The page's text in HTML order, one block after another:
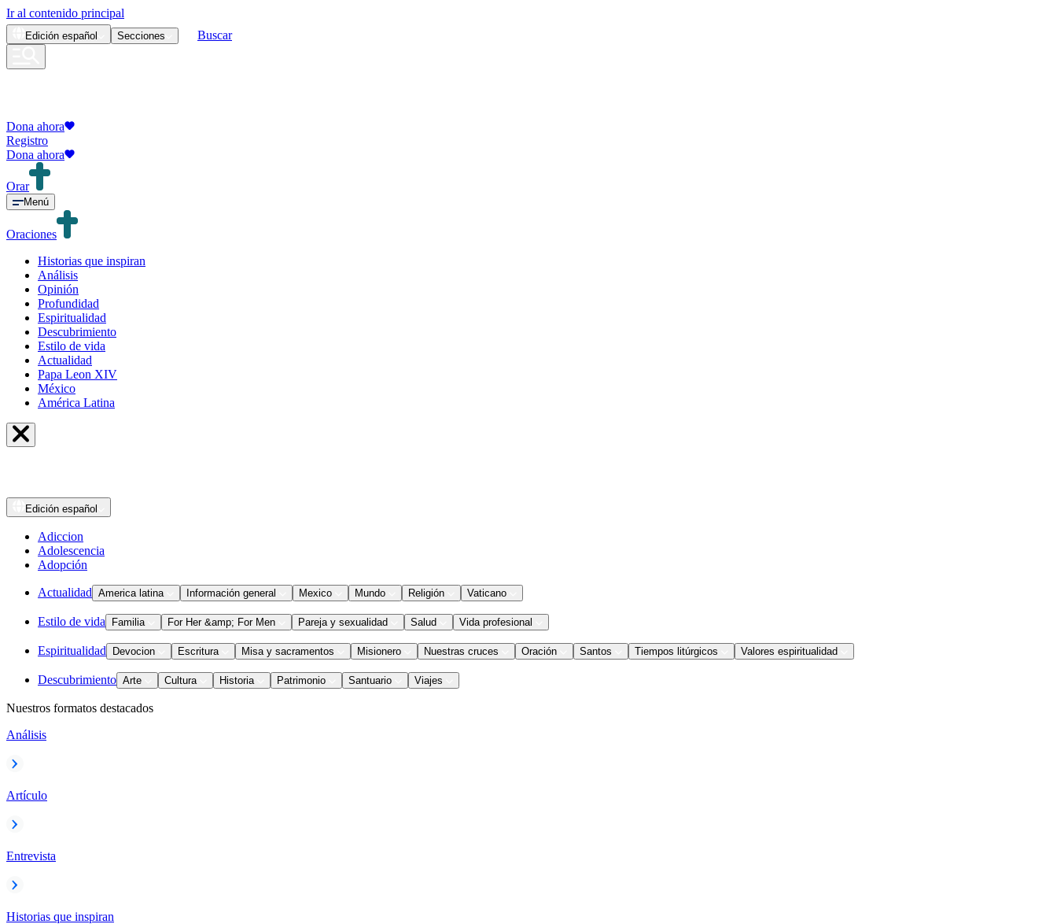
Ir al contenido principal
Edición español Secciones Buscar
Dona ahora
Registro
Dona ahora
Orar
Menú
Oraciones
Historias que inspiran
Análisis
Opinión
Profundidad
Espiritualidad
Descubrimiento
Estilo de vida
Actualidad
Papa Leon XIV
México
América Latina
Edición español
Adiccion
Adolescencia
Adopción
Actualidad America latina Información general Mexico Mundo Religión Vaticano
Estilo de vida Familia For Her &amp; For Men Pareja y sexualidad Salud Vida profesional
Espiritualidad Devocion Escritura Misa y sacramentos Misionero Nuestras cruces Oración Santos Tiempos litúrgicos Valores espiritualidad
Descubrimiento Arte Cultura Historia Patrimonio Santuario Viajes
Nuestros formatos destacados
Análisis
Artículo
Entrevista
Historias que inspiran